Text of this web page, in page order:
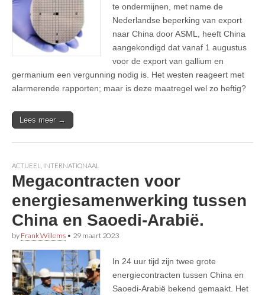
te ondermijnen, met name de
Nederlandse beperking van export
naar China door ASML, heeft China
aangekondigd dat vanaf 1 augustus
voor de export van gallium en
germanium een vergunning nodig is. Het westen reageert met
alarmerende rapporten; maar is deze maatregel wel zo heftig?
Lees meer →
ACTUEEL INTERNATIONAAL
Megacontracten voor
energiesamenwerking tussen
China en Saoedi-Arabië.
by Frank Willems • 29 maart 2023
In 24 uur tijd zijn twee grote
energiecontracten tussen China en
Saoedi-Arabië bekend gemaakt. Het